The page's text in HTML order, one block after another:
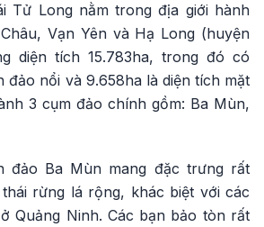
Tử Long nằm trong địa giới hành
Vạn Yên và Hạ Long (huyện
diện tích 15.783ha, trong đó có
đảo nổi và 9.658ha là diện tích mặt
3 cụm đảo chính gồm: Ba Mùn,
đảo Ba Mùn mang đặc trưng rất
rừng lá rộng, khác biệt với các
Quảng Ninh. Các bạn bảo tòn rất